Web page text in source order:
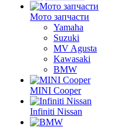
Мото запчасти
Yamaha
Suzuki
MV Agusta
Kawasaki
BMW
MINI Cooper
Infiniti Nissan